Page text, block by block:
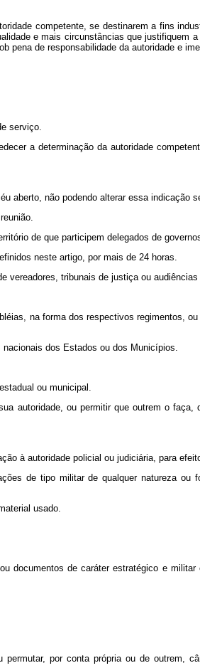
competente, se destinarem a fins
e mais circunstâncias que justifiquem
pena de responsabilidade da autoridade e
serviço.
a determinação da autoridade
aberto, não podendo alterar essa indicação
de que participem delegados de
neste artigo, por mais de 24 horas.
vereadores, tribunais de justiça ou
na forma dos respectivos regimentos,
dos Estados ou dos Municípios.
ou municipal.
autoridade, ou permitir que outrem o faça,
à autoridade policial ou judiciária, para
de tipo militar de qualquer natureza ou
usado.
documentos de caráter estratégico e
por conta própria ou de outrem,